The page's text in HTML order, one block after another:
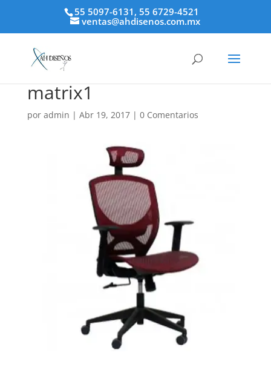
55 5097-6131, 55 6729-4521
ventas@ahdisenos.com.mx
matrix1
por admin | Abr 19, 2017| 0 Comentarios